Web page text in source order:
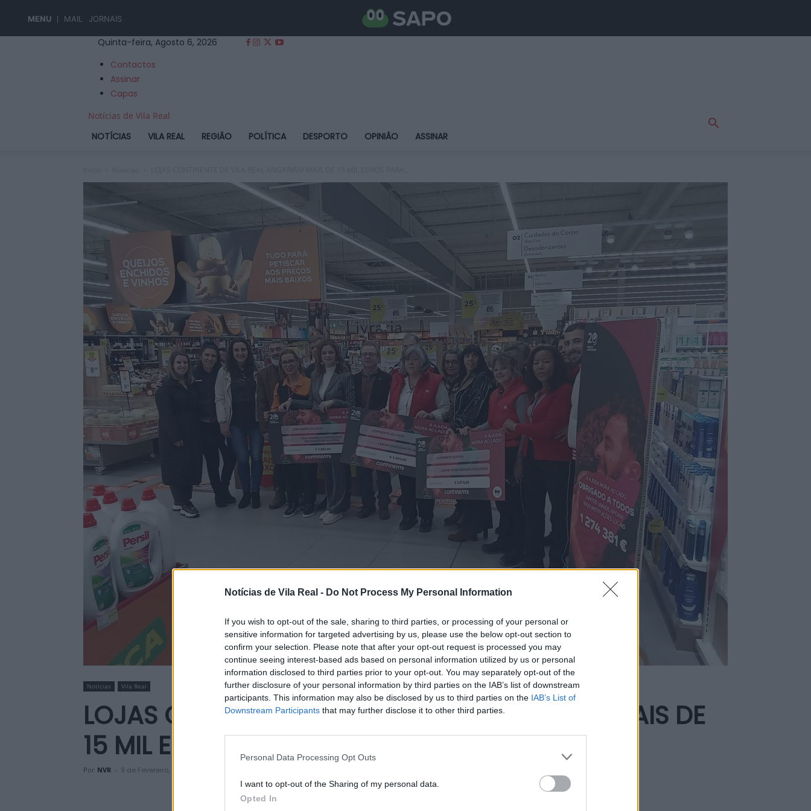
Notícias de Vila Real - Do Not Process My Personal Information
If you wish to opt-out of the sale, sharing to third parties, or processing of your personal or
sensitive information for targeted advertising by us, please use the below opt-out section to
confirm your selection. Please note that after your opt-out request is processed you may
continue seeing interest-based ads based on personal information utilized by us or personal
information disclosed to third parties prior to your opt-out. You may separately opt-out of the
further disclosure of your personal information by third parties on the IAB’s list of downstream
participants. This information may also be disclosed by us to third parties on the IAB’s List of
Downstream Participants that may further disclose it to other third parties.
Personal Data Processing Opt Outs
I want to opt-out of the Sharing of my personal data.
Opted In
MENU MAIL JORNAIS
Quinta-feira, Agosto 6, 2026
Contactos
Assinar
Capas
Notícias de Vila Real
NOTÍCIAS VILA REAL REGIÃO POLÍTICA DESPORTO OPINIÃO ASSINAR
Notícias Vila Real
LOJAS CONTINENTE DE VILA REAL ANGARIAM MAIS DE
15 MIL EUROS PARA 5 INSTITUIÇÕES LOCAIS
Por NVR - 9 de Fevereiro, 2024